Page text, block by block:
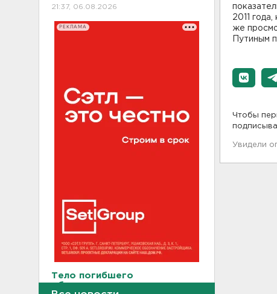
21:37, 06.08.2026
РЕКЛАМА
Тело погибшего
обнаружено после пожара в
2011
же
Путиным
Чтобы
Увидели